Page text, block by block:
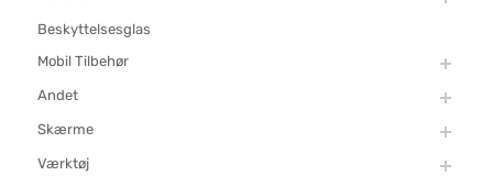
Beskyttelsesglas
Mobil Tilbehør
Andet
Skærme
Værktøj